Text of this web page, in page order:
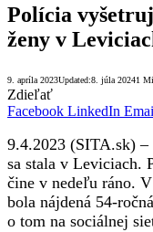
Polícia
ženy v
9. apríla 2023Updated:8. júla 20241
Zdieľať
Facebook LinkedIn
9.4.2023 (SITA.sk)
sa stala v Leviciach.
čine v nedeľu ráno.
bola nájdená 54-
o tom na sociálnej